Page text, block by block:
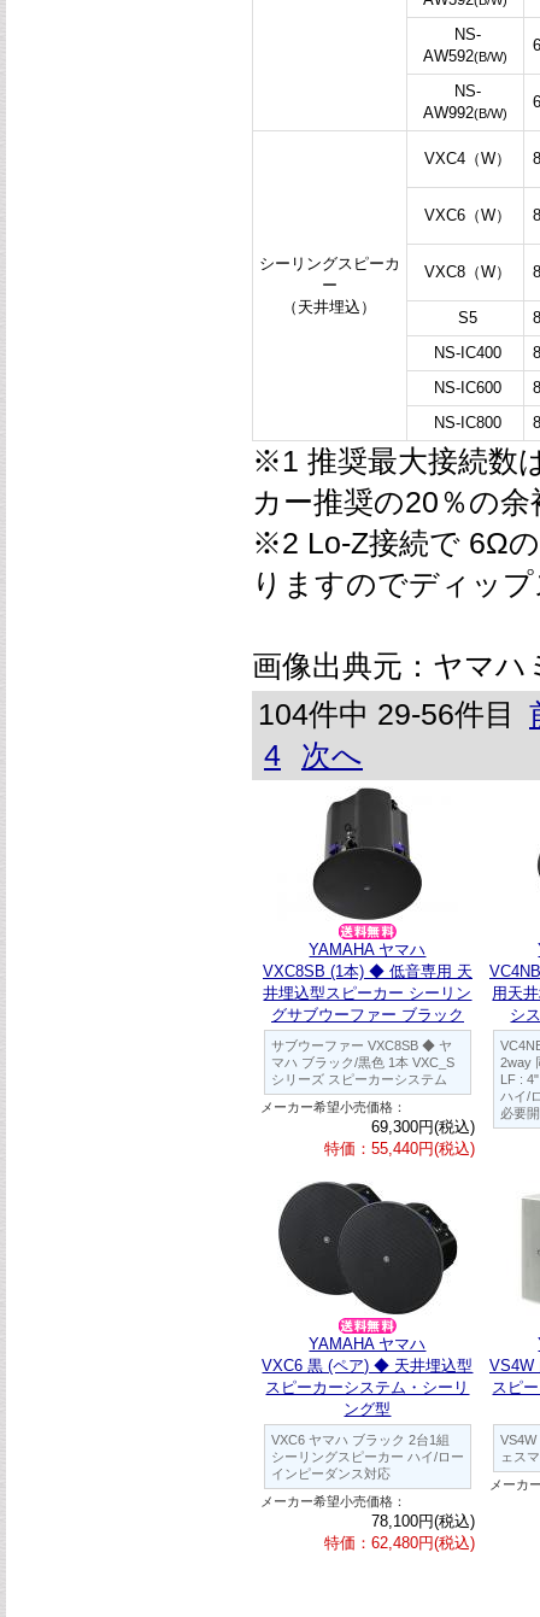
NS-
AW592(B/W)
NS-
AW992(B/W)
シーリングスピーカ
ー
（天井埋込）
VXC4（W）
VXC6（W）
VXC8（W）
S5
NS-IC400
NS-IC600
NS-IC800
※1 推奨最大接続数
カー推奨の20％の
※2 Lo-Z接続で 6Ω
りますのでディッ
画像出典元：ヤマ
104件中 29-56件目
4
次へ
YAMAHA ヤマハ
VXC8SB (1本) ◆ 低音専用 天
井埋込型スピーカー シーリン
グサブウーファー ブラック
サブウーファー VXC8SB ◆ ヤ
マハ ブラック/黒色 1本 VXC_S
シリーズ スピーカーシステム
メーカー希望小売価格：
69,300円(税込)
特価：55,440円(税込)
用天
シ
2way
LF :
ハイ/
必要
YAMAHA ヤマハ
VXC6 黒 (ペア) ◆ 天井埋込型
スピーカーシステム・シーリ
ング型
VXC6 ヤマハ ブラック 2台1組
シーリングスピーカー ハイ/ロー
インピーダンス対応
メーカー希望小売価格：
78,100円(税込)
特価：62,480円(税込)
VS4W
スピ
ェス
メーカ